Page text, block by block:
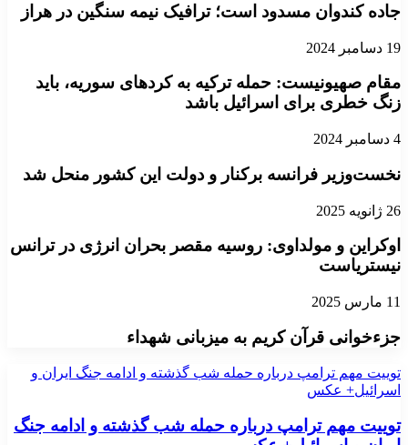
جاده کندوان مسدود است؛ ترافیک نیمه سنگین در هراز
19 دسامبر 2024
مقام صهیونیست: حمله ترکیه به کردهای سوریه، باید
زنگ خطری برای اسرائیل باشد
4 دسامبر 2024
نخست‌وزیر فرانسه برکنار و دولت این کشور منحل شد
26 ژانویه 2025
اوکراین و مولداوی: روسیه مقصر بحران انرژی در ترانس
نیستریاست
11 مارس 2025
جزءخوانی قرآن کریم به میزبانی شهداء
توییت مهم ترامپ درباره حمله شب گذشته و ادامه جنگ ایران و
اسرائیل+ عکس
توییت مهم ترامپ درباره حمله شب گذشته و ادامه جنگ